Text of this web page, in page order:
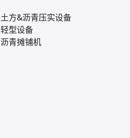
土方&沥青压实设备
轻型设备
沥青摊铺机